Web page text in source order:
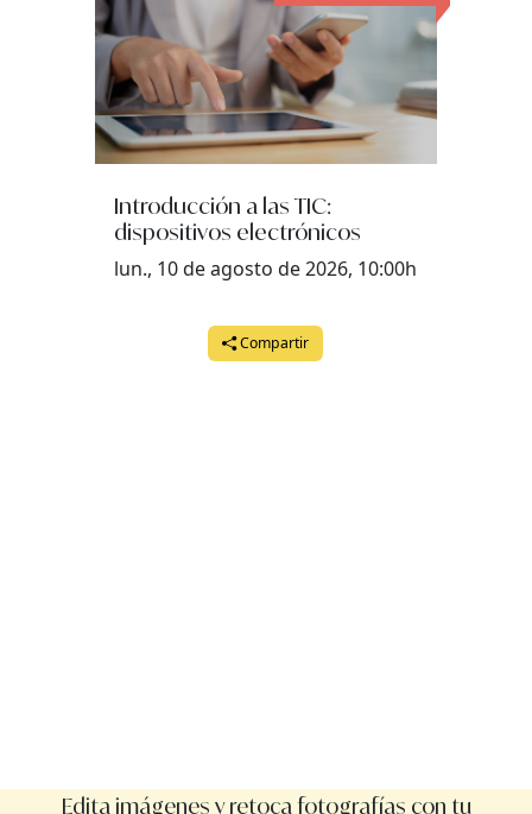
Introducción a las TIC:
dispositivos electrónicos
lun., 10 de agosto de 2026, 10:00h
Compartir
Edita imágenes y retoca fotografías con tu